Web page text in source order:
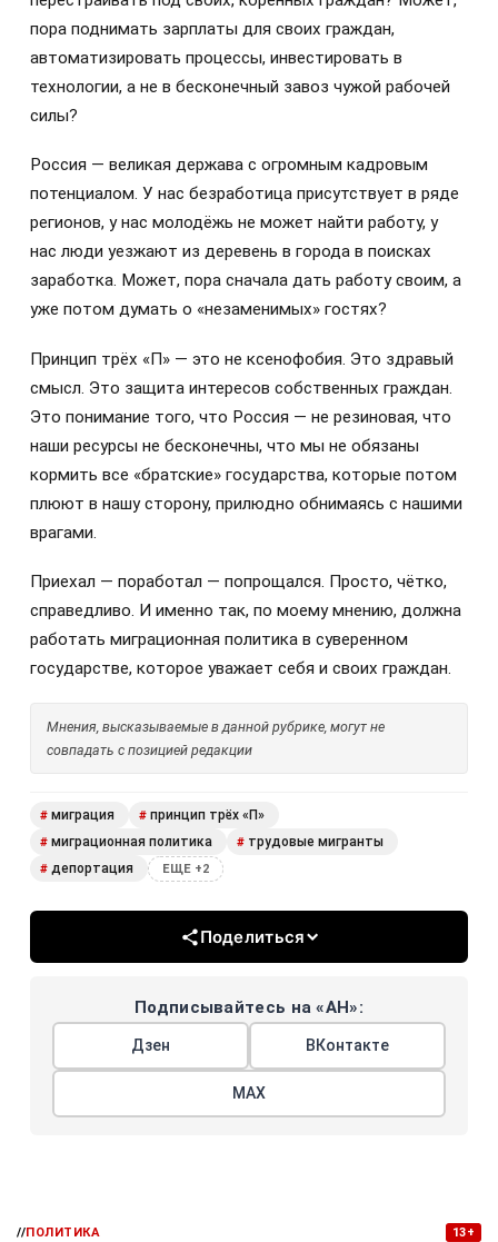
пора поднимать зарплаты для своих граждан,
автоматизировать процессы, инвестировать в
технологии, а не в бесконечный завоз чужой рабочей
силы?
Россия — великая держава с огромным кадровым
потенциалом. У нас безработица присутствует в ряде
регионов, у нас молодёжь не может найти работу, у
нас люди уезжают из деревень в города в поисках
заработка. Может, пора сначала дать работу своим, а
уже потом думать о «незаменимых» гостях?
Принцип трёх «П» — это не ксенофобия. Это здравый
смысл. Это защита интересов собственных граждан.
Это понимание того, что Россия — не резиновая, что
наши ресурсы не бесконечны, что мы не обязаны
кормить все «братские» государства, которые потом
плюют в нашу сторону, прилюдно обнимаясь с нашими
врагами.
Приехал — поработал — попрощался. Просто, чётко,
справедливо. И именно так, по моему мнению, должна
работать миграционная политика в суверенном
государстве, которое уважает себя и своих граждан.
Мнения, высказываемые в данной рубрике, могут не
совпадать с позицией редакции
# миграция # принцип трёх «П»
# миграционная политика # трудовые мигранты
# депортация ЕЩЕ +2
Поделиться
Подписывайтесь на «АН»:
Дзен ВКонтакте
МАХ
//ПОЛИТИКА 13+